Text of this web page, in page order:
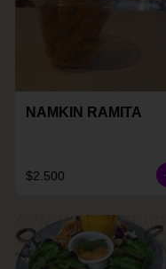
NAMKIN RAMITA
$2.500